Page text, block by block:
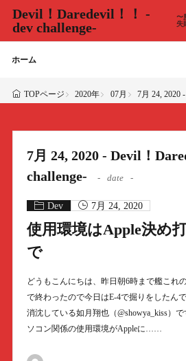
Devil！Daredevil！！ -
dev challenge-
〜
失
ホーム
TOPページ 2020年 07月 7月 24, 2020
7月 24, 2020 - Devil！
challenge-
date
Dev 7月 24, 2020
使用環境はApple決め
で
どうもこんにちは、昨日朝6時まで艦これ
で終わったので今日はE-4で掘りをしたん
消沈している如月翔也（@showya_kiss）
ソコン関係の使用環境がAppleに……